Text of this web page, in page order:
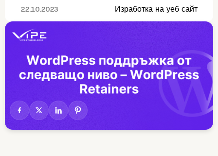
22.10.2023 Изработка на уеб сайт